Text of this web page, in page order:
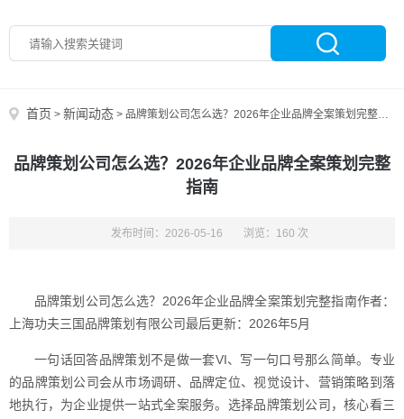
首页 > 新闻动态 > 品牌策划公司怎么选？2026年企业品牌全案策划完整指南
品牌策划公司怎么选？2026年企业品牌全案策划完整
指南
发布时间：2026-05-16 浏览：160 次
品牌策划公司怎么选？2026年企业品牌全案策划完整指南作者：
上海功夫三国品牌策划有限公司最后更新：2026年5月
一句话回答品牌策划不是做一套VI、写一句口号那么简单。专业
的品牌策划公司会从市场调研、品牌定位、视觉设计、营销策略到落
地执行，为企业提供一站式全案服务。选择品牌策划公司，核心看三